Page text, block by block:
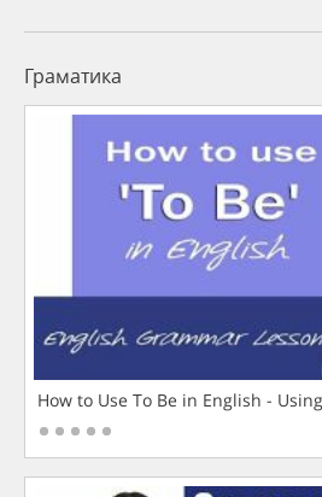
Граматика
How to Use To Be in English -